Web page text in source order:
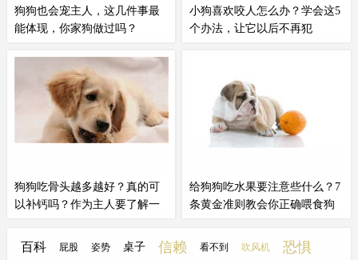
和...
寿，...
狗狗也会宠主人，这几件事最
能体现，你家狗做过吗？
会把主人当成自己的孩子来宠，下
面这几件事最能体现狗狗宠主人，
你家狗做过几件呢？每天都会等你
下班当主人和狗狗感情很好，那狗
狗真的会宠着自己主人。很多主人
况吧？
小狗喜欢咬人怎么办？学会这5
个办法，让它以后不再犯
纵容出来的，
性作出咬的动作时，主人没有及时
地制止。狗狗小时候咬人，疼痛程
度还在可以接受的范围内，但如果
指...
狗狗吃骨头越多越好？真的可
以补钙吗？作为主人要了解一
人，一名资深的铲屎官，每天和大
给狗狗吃水果要注意些什么？7
条黄金准则教会你正确喂食狗
大，比如水蜜桃、樱桃等，如果不
百科 屁股 姿势 桌子 信赖 看不到 吹风机 恐惧